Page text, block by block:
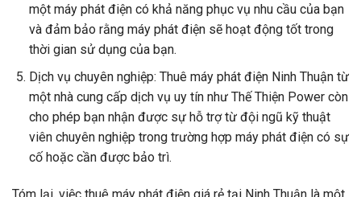
một máy phát điện có khả năng phục vụ nhu cầu của bạn
và đảm bảo rằng máy phát điện sẽ hoạt động tốt trong
thời gian sử dụng của bạn.
Dịch vụ chuyên nghiệp: Thuê máy phát điện Ninh Thuận từ
một nhà cung cấp dịch vụ uy tín như Thế Thiện Power còn
cho phép bạn nhận được sự hỗ trợ từ đội ngũ kỹ thuật
viên chuyên nghiệp trong trường hợp máy phát điện có sự
cố hoặc cần được bảo trì.